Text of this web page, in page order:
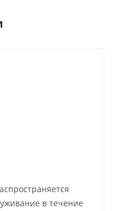
в течение